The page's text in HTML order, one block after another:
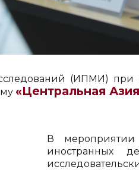
(ИПМИ)
«Центральная
В мероприятии
иностранных